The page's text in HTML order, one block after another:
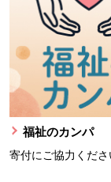
福祉のカンパ
寄付にご協力くださ